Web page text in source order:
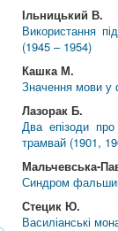
Ільницький В.
Використання
(1945 – 1954)
Кашка М.
Значення мови у
Лазорак Б.
Два епізоди про
трамвай (1901,
Мальчевська-
Синдром
Стецик Ю.
Василіанські